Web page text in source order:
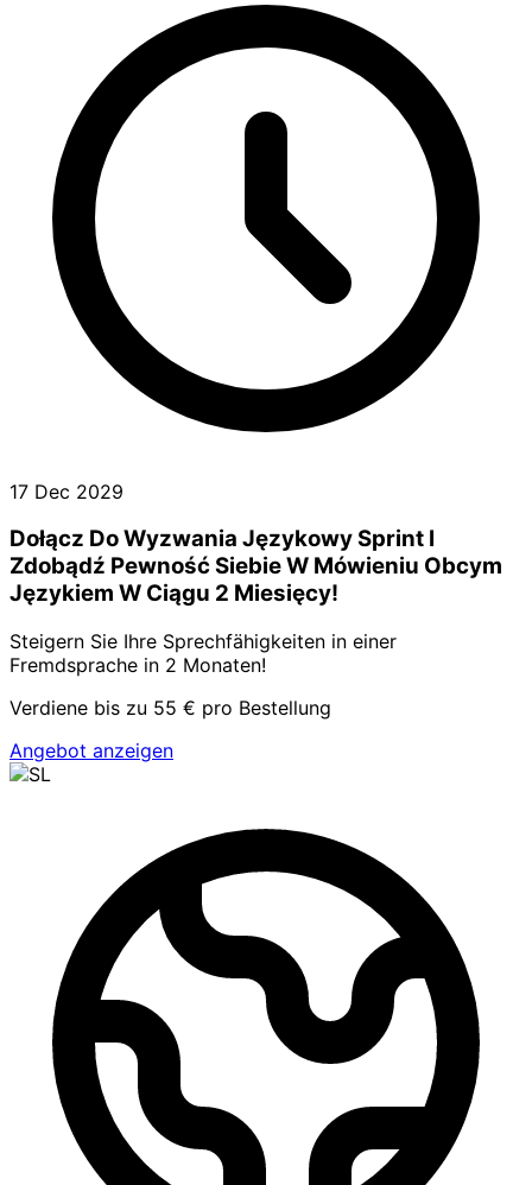
17 Dec 2029
Dołącz Do Wyzwania Językowy Sprint I
Zdobądź Pewność Siebie W Mówieniu Obcym
Językiem W Ciągu 2 Miesięcy!
Steigern Sie Ihre Sprechfähigkeiten in einer
Fremdsprache in 2 Monaten!
Verdiene bis zu 55 € pro Bestellung
Angebot anzeigen